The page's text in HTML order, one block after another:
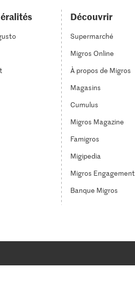
Découvrir
Supermarché
Migros Online
À propos de Migros
Magasins
Cumulus
Migros Magazine
Famigros
Migipedia
Migros Engagement
Banque Migros